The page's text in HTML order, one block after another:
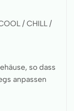
/ CHILL /
so dass
anpassen